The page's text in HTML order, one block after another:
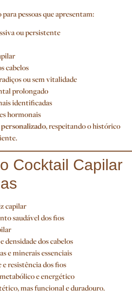
pessoas que apresentam:
ou persistente
cabelos
ou sem vitalidade
prolongado
identificadas
hormonais
, respeitando o histórico
Cocktail Capilar
capilar
saudável dos fios
densidade dos cabelos
e minerais essenciais
resistência dos fios
e energético
mas funcional e duradouro.